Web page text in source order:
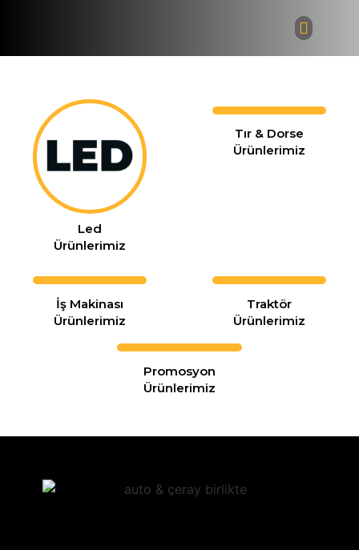
Led
Ürünlerimiz
Tır & Dorse
Ürünlerimiz
İş Makinası
Ürünlerimiz
Traktör
Ürünlerimiz
Promosyon
Ürünlerimiz